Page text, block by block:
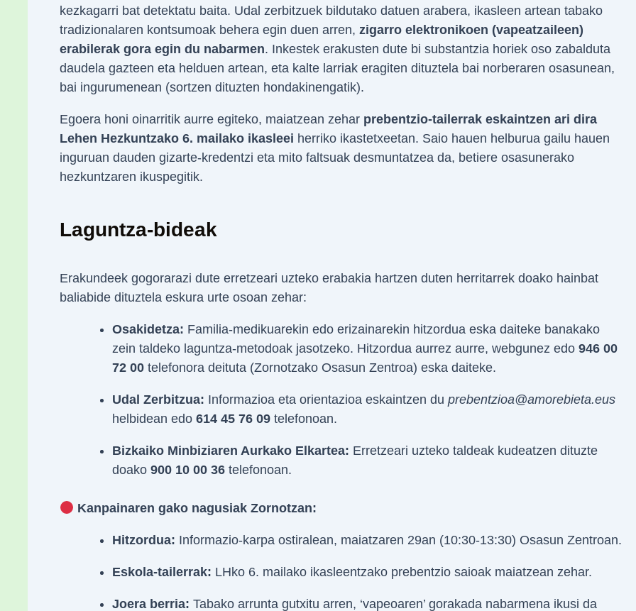
kezkagarri bat detektatu baita. Udal zerbitzuek bildutako datuen arabera, ikasleen artean tabako
tradizionalaren kontsumoak behera egin duen arren, zigarro elektronikoen (vapeatzaileen)
erabilerak gora egin du nabarmen. Inkestek erakusten dute bi substantzia horiek oso zabalduta
daudela gazteen eta helduen artean, eta kalte larriak eragiten dituztela bai norberaren osasunean,
bai ingurumenean (sortzen dituzten hondakinengatik).
Egoera honi oinarritik aurre egiteko, maiatzean zehar prebentzio-tailerrak eskaintzen ari dira
Lehen Hezkuntzako 6. mailako ikasleei herriko ikastetxeetan. Saio hauen helburua gailu hauen
inguruan dauden gizarte-kredentzi eta mito faltsuak desmuntatzea da, betiere osasunerako
hezkuntzaren ikuspegitik.
Laguntza-bideak
Erakundeek gogorarazi dute erretzeari uzteko erabakia hartzen duten herritarrek doako hainbat
baliabide dituztela eskura urte osoan zehar:
Osakidetza: Familia-medikuarekin edo erizainarekin hitzordua eska daiteke banakako
zein taldeko laguntza-metodoak jasotzeko. Hitzordua aurrez aurre, webgunez edo 946 00
72 00telefonora deituta (Zornotzako Osasun Zentroa) eska daiteke.
Udal Zerbitzua: Informazioa eta orientazioa eskaintzen du prebentzioa@amorebieta.eus
helbidean edo 614 45 76 09telefonoan.
Bizkaiko Minbiziaren Aurkako Elkartea: Erretzeari uzteko taldeak kudeatzen dituzte
doako 900 10 00 36telefonoan.
Kanpainaren gako nagusiak Zornotzan:
Hitzordua: Informazio-karpa ostiralean, maiatzaren 29an (10:30-13:30) Osasun Zentroan.
Eskola-tailerrak: LHko 6. mailako ikasleentzako prebentzio saioak maiatzean zehar.
Joera berria: Tabako arrunta gutxitu arren, ‘vapeoaren’ gorakada nabarmena ikusi da